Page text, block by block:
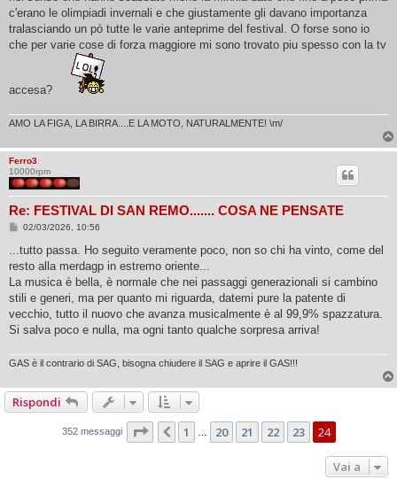
i
o
c'erano le olimpiadi invernali e che giustamente gli davano importanza
tralasciando un pò tutte le varie anteprime del festival. O forse sono io
che per varie cose di forza maggiore mi sono trovato piu spesso con la tv
accesa?
AMO LA FIGA, LA BIRRA....E LA MOTO, NATURALMENTE! \m/
Ferro3
10000rpm
Re: FESTIVAL DI SAN REMO....... COSA NE PENSATE
M
s
a
g
i
o
02/03/2026, 10:56
...tutto passa. Ho seguito veramente poco, non so chi ha vinto, come del
resto alla merdagp in estremo oriente...
La musica è bella, è normale che nei passaggi generazionali si cambino
stili e generi, ma per quanto mi riguarda, datemi pure la patente di
vecchio, tutto il nuovo che avanza musicalmente è al 99,9% spazzatura.
Si salva poco e nulla, ma ogni tanto qualche sorpresa arriva!
GAS è il contrario di SAG, bisogna chiudere il SAG e aprire il GAS!!!
Rispondi
352 messaggi Pagina 24di24
Precedente
1 20 21 22 23 24
Vai a